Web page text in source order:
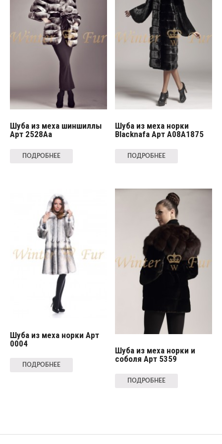
Шуба из меха шиншиллы
Арт 2528Aa
ПОДРОБНЕЕ
Шуба из меха норки
Blacknafa Арт A08A1875
ПОДРОБНЕЕ
Шуба из меха норки Арт
0004
ПОДРОБНЕЕ
Шуба из меха норки и
соболя Арт 5359
ПОДРОБНЕЕ